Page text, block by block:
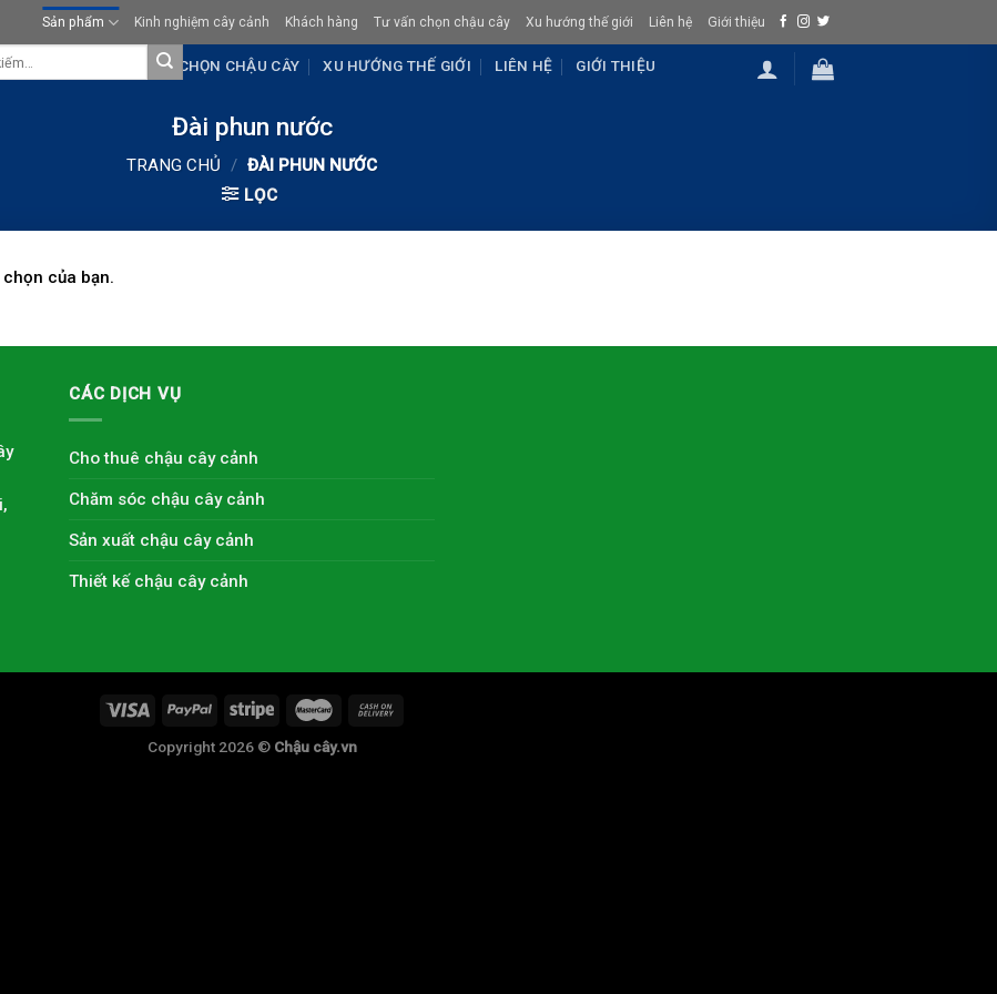
Sản phẩm Kinh nghiệm cây cảnh Khách hàng Tư vấn chọn chậu cây Xu hướng thế giới Liên hệ Giới thiệu
HÀNG TƯ VẤN CHỌN CHẬU CÂY XU HƯỚNG THẾ GIỚI LIÊN HỆ GIỚI THIỆU
Đài phun nước
TRANG CHỦ / ĐÀI PHUN NƯỚC
LỌC
của bạn.
CÁC DỊCH VỤ
Cho thuê chậu cây cảnh
Chăm sóc chậu cây cảnh
Sản xuất chậu cây cảnh
Thiết kế chậu cây cảnh
Copyright 2026 © Chậu cây.vn